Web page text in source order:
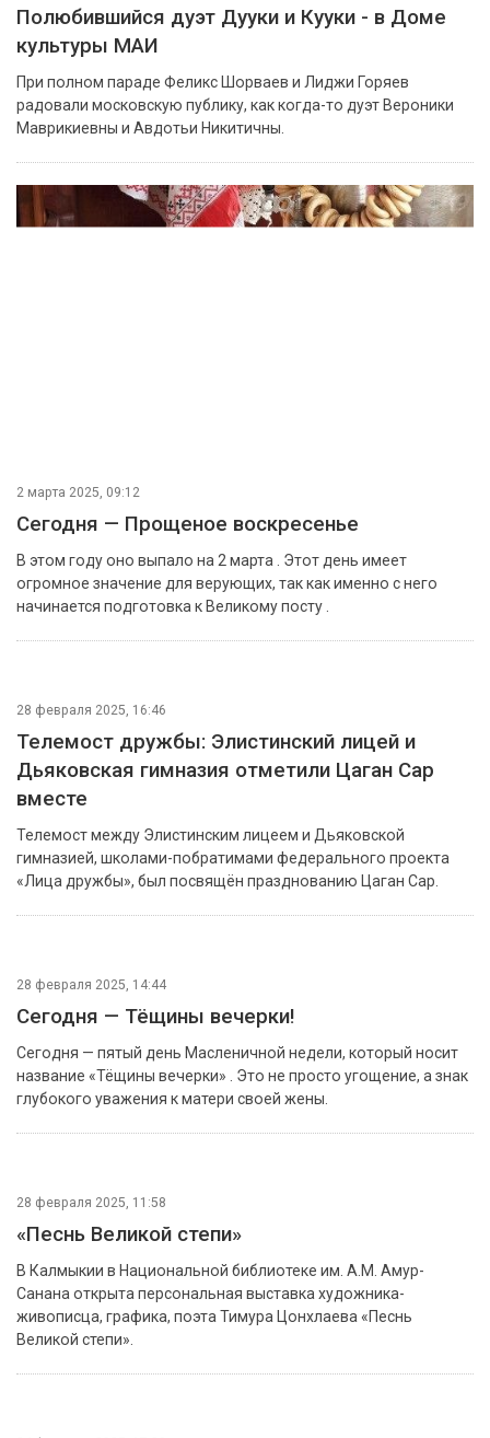
Полюбившийся дуэт Дууки и Кууки - в Доме
культуры МАИ
При полном параде Феликс Шорваев и Лиджи Горяев
радовали московскую публику, как когда-то дуэт Вероники
Маврикиевны и Авдотьи Никитичны.
2 марта 2025, 09:12
Сегодня — Прощеное воскресенье
В этом году оно выпало на 2 марта . Этот день имеет
огромное значение для верующих, так как именно с него
начинается подготовка к Великому посту .
28 февраля 2025, 16:46
Телемост дружбы: Элистинский лицей и
Дьяковская гимназия отметили Цаган Сар
«Лица дружбы», был посвящён празднованию Цаган Сар.